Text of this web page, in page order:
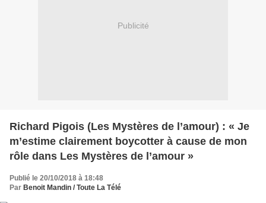
Publicité
Richard Pigois (Les Mystères de l’amour) : « Je
m’estime clairement boycotter à cause de mon
rôle dans Les Mystères de l’amour »
Publié le 20/10/2018 à 18:48
Par Benoit Mandin / Toute La Télé